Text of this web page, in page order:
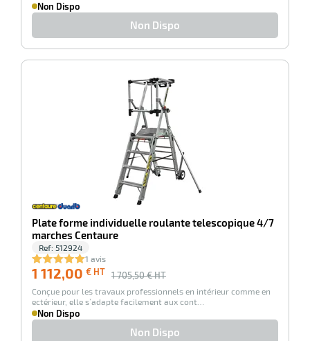
Non Dispo
Non Dispo
Plate forme individuelle roulante telescopique 4/7
marches Centaure
Ref: 512924
1 avis
1 112,00 € HT 1 705,50 € HT
Conçue pour les travaux professionnels en intérieur comme en
ectérieur, elle s’adapte facilement aux cont…
Non Dispo
Non Dispo